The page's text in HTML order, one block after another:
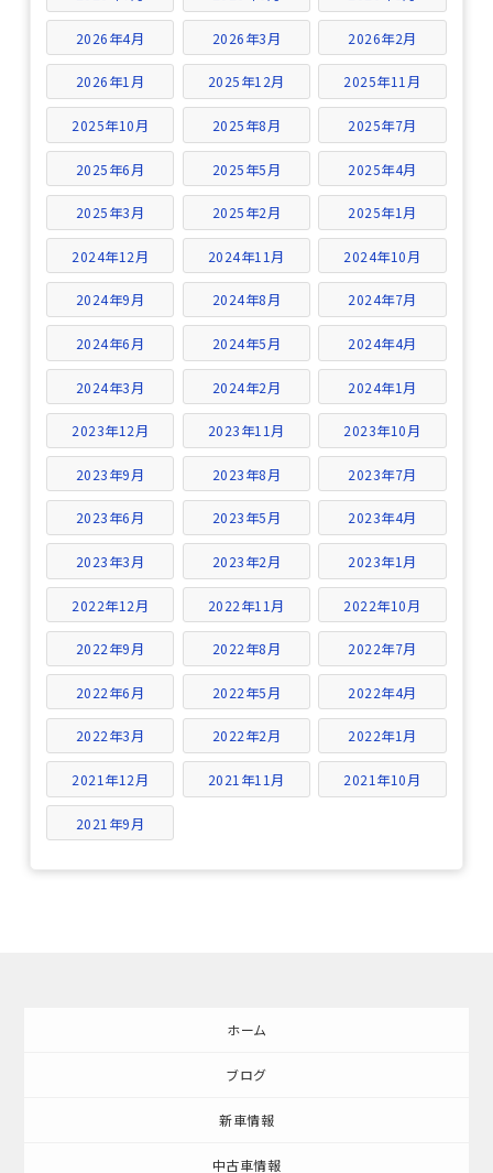
2026年4月 2026年3月 2026年2月
2026年1月 2025年12月 2025年11月
2025年10月 2025年8月 2025年7月
2025年6月 2025年5月 2025年4月
2025年3月 2025年2月 2025年1月
2024年12月 2024年11月 2024年10月
2024年9月 2024年8月 2024年7月
2024年6月 2024年5月 2024年4月
2024年3月 2024年2月 2024年1月
2023年12月 2023年11月 2023年10月
2023年9月 2023年8月 2023年7月
2023年6月 2023年5月 2023年4月
2023年3月 2023年2月 2023年1月
2022年12月 2022年11月 2022年10月
2022年9月 2022年8月 2022年7月
2022年6月 2022年5月 2022年4月
2022年3月 2022年2月 2022年1月
2021年12月 2021年11月 2021年10月
2021年9月
ホーム
ブログ
新車情報
中古車情報